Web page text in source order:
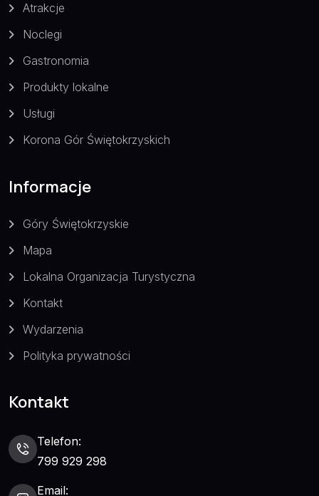
Atrakcje
Noclegi
Gastronomia
Produkty lokalne
Usługi
Korona Gór Świętokrzyskich
Informacje
Góry Świętokrzyskie
Mapa
Lokalna Organizacja Turystyczna
Kontakt
Wydarzenia
Polityka prywatności
Kontakt
Telefon:
799 929 298
Email: